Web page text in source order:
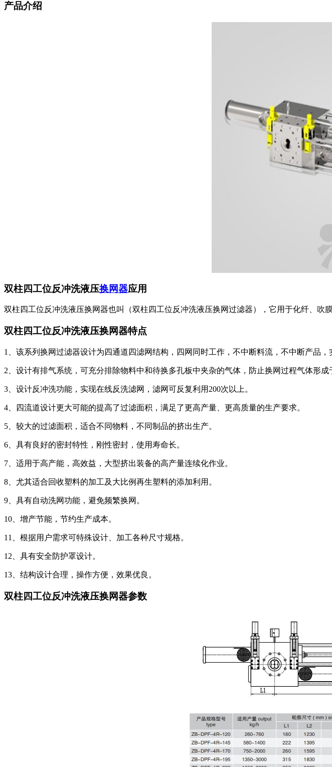
产品介绍
双柱四工位反冲洗液压换网器应用
双柱四工位反冲洗液压换网器也叫（双柱四工位反冲洗液压换网过滤器），它用于化纤、吹
双柱四工位反冲洗液压换网器特点
1、该系列换网过滤器设计为四通道四滤网结构，四网同时工作，不中断料流，不中断产品，
2、设计有排气系统，可充分排除物料中和待换多孔板中夹杂的气体，防止换网过程气体形成
3、设计反冲洗功能，实现在线反洗滤网，滤网可反复利用200次以上。
4、四流道设计更大可能的提高了过滤面积，满足了更高产量、更高质量的生产要求。
5、较大的过滤面积，适合不同物料，不同制品的挤出生产。
6、具有良好的密封特性，刚性密封，使用寿命长。
7、适用于高产能，高效益，大型挤出装备的高产量连续化作业。
8、尤其适合回收塑料的加工及大比例再生塑料的添加利用。
9、具有自动洗网功能，避免频繁换网。
10、增产节能，节约生产成本。
11、根据用户需求可特殊设计、加工各种尺寸规格。
12、具有安全防护罩设计。
13、结构设计合理，操作方便，效果优良。
双柱四工位反冲洗液压换网器参数